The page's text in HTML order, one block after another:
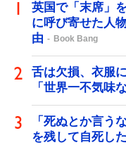
英国で「末席」
に呼び寄せた人
由
Book Bang
舌は欠損、衣服
「世界一不気味
「死ぬとか言う
を残して自死し